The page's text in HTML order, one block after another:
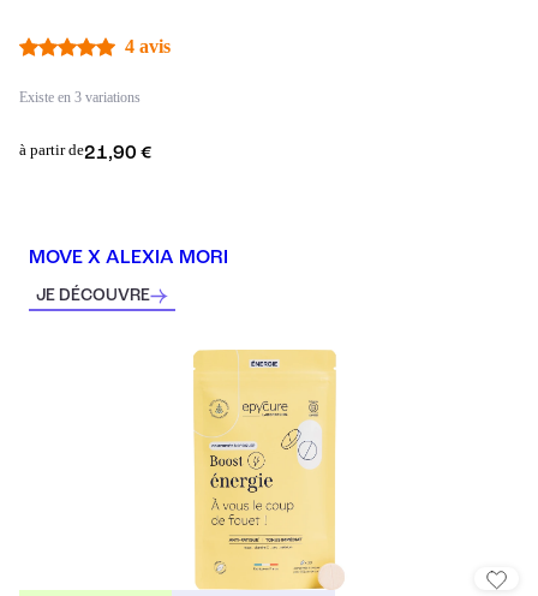
4 avis
Existe en 3 variations
à partir de21,90 €
MOVE X ALEXIA MORI
JE DÉCOUVRE